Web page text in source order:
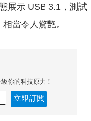
展示 USB 3.1，測試
當令人驚艷。
你的科技原力！
立即訂閱